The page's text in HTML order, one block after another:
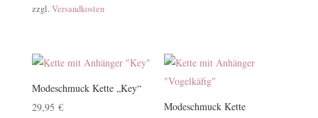
zzgl. Versandkosten
Modeschmuck Kette „Key“
29,95 €
Modeschmuck Kette